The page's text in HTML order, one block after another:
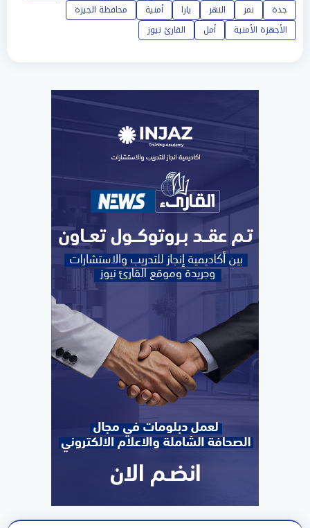
جدة
نمر النهر يارا أمنية
محافظة الجيزة
الأجهزة الأمنية
أمل القارئ نيوز